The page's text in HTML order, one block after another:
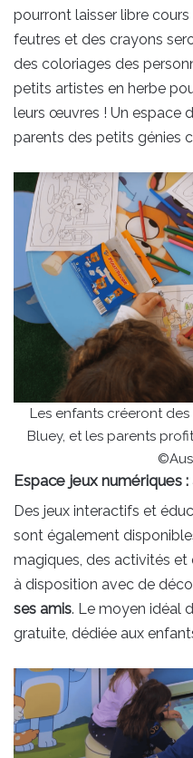
pourront laisser libre
feutres et des crayons
des coloriages des
petits artistes en herbe
leurs œuvres ! Un espace
parents des petits génies
Les enfants créeront
Bluey, et les parents
Espace jeux numériques :
Des jeux interactifs et
sont également
magiques, des activités
à disposition avec de
ses amis. Le moyen idéal
gratuite, dédiée aux